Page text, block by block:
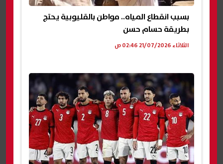
بسبب انقطاع المياه.. مواطن بالقليوبية يحتج
بطريقة حسام حسن
الثلاثاء 21/07/2026 02:46 ص